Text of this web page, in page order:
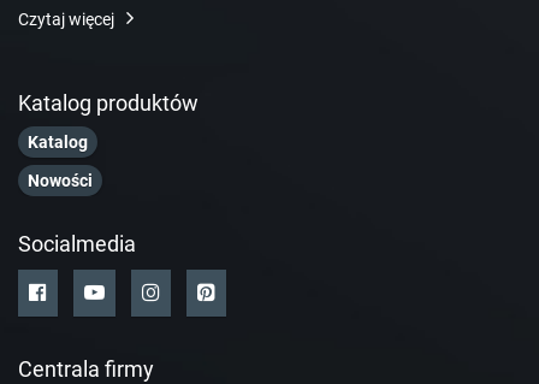
Czytaj więcej
Katalog produktów
Katalog
Nowości
Socialmedia
Centrala firmy